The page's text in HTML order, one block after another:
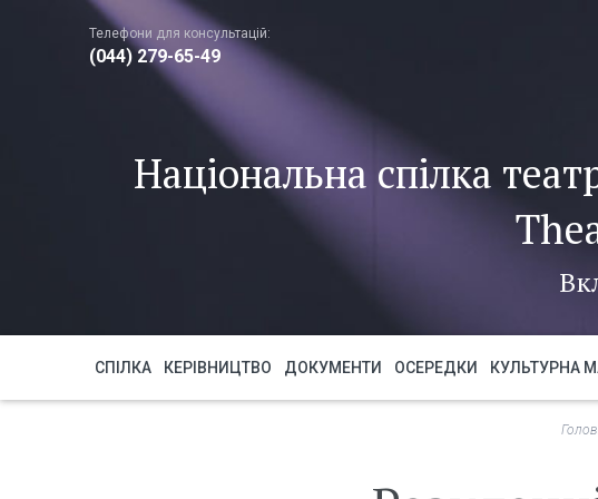
Телефони для консультацій:
(044) 279-65-49
Національна спілка
СПІЛКА КЕРІВНИЦТВО ДОКУМЕНТИ ОСЕРЕДКИ КУЛЬТУРНА